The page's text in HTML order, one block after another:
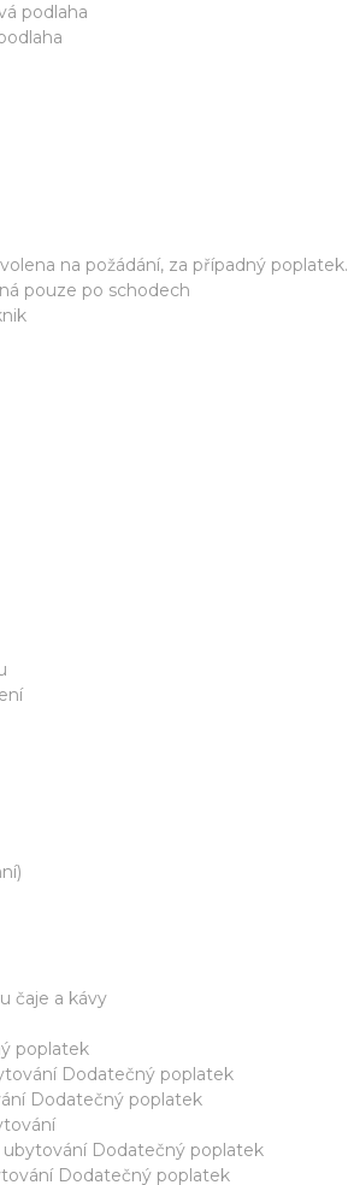
podlaha
na požádání, za případný poplatek.
pouze po schodech
čaje a kávy
poplatek
Dodatečný poplatek
Dodatečný poplatek
Dodatečný poplatek
Dodatečný poplatek